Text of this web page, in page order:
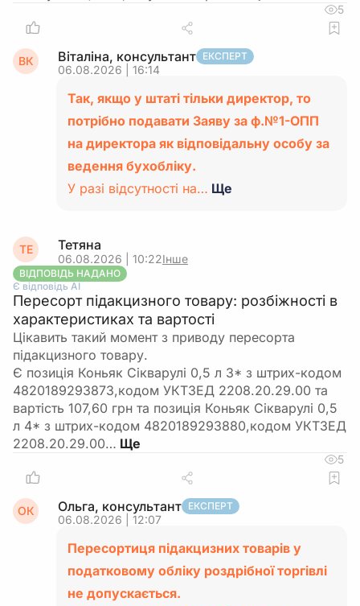
5
ВК Віталіна, консультант ЕКСПЕРТ
06.08.2026 | 16:14
Так, якщо у штаті тільки директор, то
потрібно подавати Заяву за ф.№1-ОПП
на директора як відповідальну особу за
ведення бухобліку.
У разі відсутності на… Ще
ТЕ Тетяна
06.08.2026 | 10:22Інше
ВІДПОВІДЬ НАДАНО
Є відповідь АІ
Пересорт підакцизного товару: розбіжності в
характеристиках та вартості
Цікавить такий момент з приводу пересорта
підакцизного товару.
Є позиція Коньяк Сікварулі 0,5 л 3* з штрих-кодом
4820189293873,кодом УКТЗЕД 2208.20.29.00 та
вартість 107,60 грн та позиція Коньяк Сікварулі 0,5
л 4* з штрих-кодом 4820189293880,кодом УКТЗЕД
2208.20.29.00…
5
ОК Ольга, консультант ЕКСПЕРТ
06.08.2026 | 12:07
Пересортиця підакцизних товарів у
податковому обліку роздрібної торгівлі
не допускається.